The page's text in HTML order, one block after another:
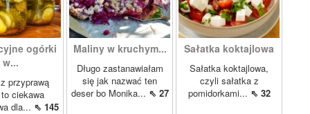
ogórki
w...
przyprawą
ciekawa
dla... ⇖ 145
Maliny w kruchym...
Długo zastanawiałam
się jak nazwać ten
deser bo Monika... ⇖ 27
Sałatka koktajlowa
Sałatka koktajlowa,
czyli sałatka z
pomidorkami... ⇖ 32